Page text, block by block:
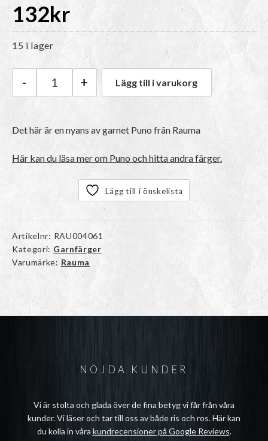
132kr
15 i lager
Rauma Puno | 537 Honning mängd
- + Lägg till i varukorg
Det här är en nyans av garnet Punofrån Rauma
Här kan du läsa mer om Puno och hitta andra färger.
Lägg till i önskelista
Artikelnr: RAU004061
Kategori: Garnfärger
Varumärke: Rauma
NÖJDA KUNDER
Vi är stolta och glada över de fina betyg vi får från våra
kunder. Vi läser och tar till oss av både ris och ros. Här kan
du kolla in våra kundrecensioner på Google Reviews.